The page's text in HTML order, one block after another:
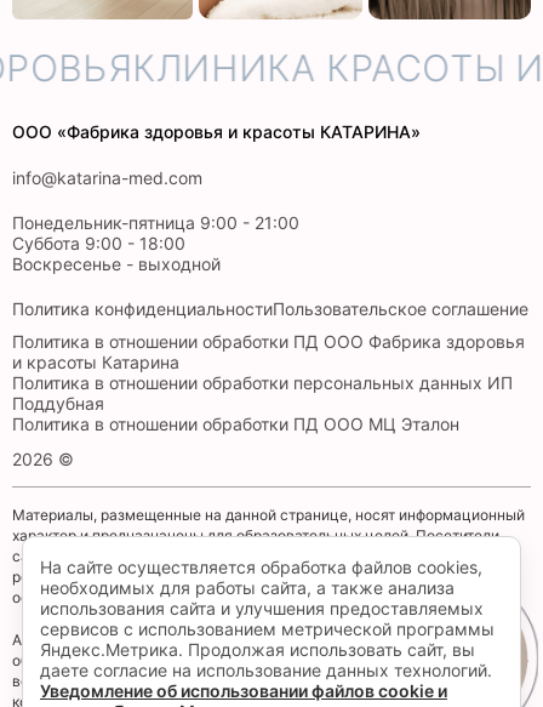
КЛИНИКА КРАСОТЫ И
ООО «Фабрика здоровья и красоты КАТАРИНА»
info@katarina-med.com
Понедельник-пятница 9:00 - 21:00
Суббота 9:00 - 18:00
Воскресенье - выходной
Политика конфиденциальностиПользовательское соглашение
Политика в отношении обработки ПД ООО Фабрика здоровья
и красоты Катарина
Политика в отношении обработки персональных данных ИП
Поддубная
Политика в отношении обработки ПД ООО МЦ Эталон
2026 ©
Материалы, размещенные на данной странице, носят информационный
характер и предназначены для образовательных целей. Посетители
сайта не должны использовать их в качестве медицинских
рекомендаций. Определение диагноза и выбор методики лечения
остается исключительной прерогативой вашего лечащего врача!
Администрация клиники принимает все меры по своевременному
обновлению размещенного на сайте прайс-листа, однако во избежание
возможных недоразумений, советуем уточнять стоимость услуг в
контакт-центре по телефону +7 (4012) 555-101. Размещенный прайс не
Запись
На сайте осуществляется обработка файлов cookies,
необходимых для работы сайта, а также анализа
использования сайта и улучшения предоставляемых
сервисов с использованием метрической программы
Яндекс.Метрика. Продолжая использовать сайт, вы
даете согласие на использование данных технологий.
Уведомление об использовании файлов cookie и